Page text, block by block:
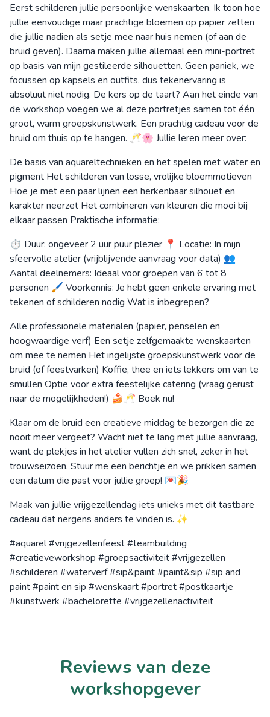
Eerst schilderen jullie persoonlijke wenskaarten. Ik toon hoe
jullie eenvoudige maar prachtige bloemen op papier zetten
die jullie nadien als setje mee naar huis nemen (of aan de
bruid geven). Daarna maken jullie allemaal een mini-portret
op basis van mijn gestileerde silhouetten. Geen paniek, we
focussen op kapsels en outfits, dus tekenervaring is
absoluut niet nodig. De kers op de taart? Aan het einde van
de workshop voegen we al deze portretjes samen tot één
groot, warm groepskunstwerk. Een prachtig cadeau voor de
bruid om thuis op te hangen. 🥂🌸 Jullie leren meer over:
De basis van aquareltechnieken en het spelen met water en
pigment Het schilderen van losse, vrolijke bloemmotieven
Hoe je met een paar lijnen een herkenbaar silhouet en
karakter neerzet Het combineren van kleuren die mooi bij
elkaar passen Praktische informatie:
⏱ Duur: ongeveer 2 uur puur plezier 📍 Locatie: In mijn
sfeervolle atelier (vrijblijvende aanvraag voor data) 👥
Aantal deelnemers: Ideaal voor groepen van 6 tot 8
personen 🖌️ Voorkennis: Je hebt geen enkele ervaring met
tekenen of schilderen nodig Wat is inbegrepen?
Alle professionele materialen (papier, penselen en
hoogwaardige verf) Een setje zelfgemaakte wenskaarten
om mee te nemen Het ingelijste groepskunstwerk voor de
bruid (of feestvarken) Koffie, thee en iets lekkers om van te
smullen Optie voor extra feestelijke catering (vraag gerust
naar de mogelijkheden!) 🍰🥂 Boek nu!
Klaar om de bruid een creatieve middag te bezorgen die ze
nooit meer vergeet? Wacht niet te lang met jullie aanvraag,
want de plekjes in het atelier vullen zich snel, zeker in het
trouwseizoen. Stuur me een berichtje en we prikken samen
een datum die past voor jullie groep! 💌🎉
Maak van jullie vrijgezellendag iets unieks met dit tastbare
cadeau dat nergens anders te vinden is. ✨
#aquarel #vrijgezellenfeest #teambuilding
#creatieveworkshop #groepsactiviteit #vrijgezellen
#schilderen #waterverf #sip&paint #paint&sip #sip and
paint #paint en sip #wenskaart #portret #postkaartje
#kunstwerk #bachelorette #vrijgezellenactiviteit
Reviews van deze
workshopgever